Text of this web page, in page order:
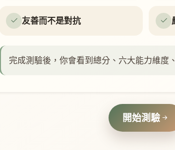
友善而不是對抗
完成測驗後，你會看到總分、六大能力維度
開始測驗